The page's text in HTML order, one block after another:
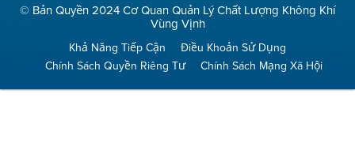
© Bản Quyền 2024 Cơ Quan Quản Lý Chất Lượng Không Khí
Vùng Vịnh
Khả Năng Tiếp Cận
Điều Khoản Sử Dụng
Chính Sách Quyền Riêng Tư
Chính Sách Mạng Xã Hội